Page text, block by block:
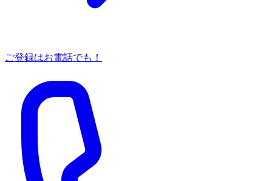
ご登録はお電話でも！